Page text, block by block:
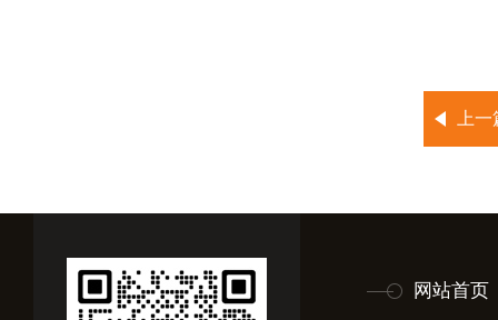
上
网站首页